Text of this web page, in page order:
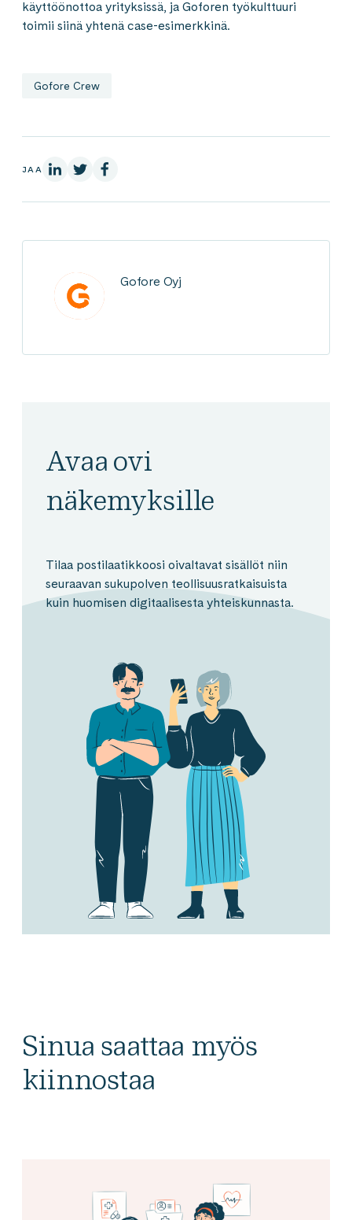
käyttöönottoa yrityksissä, ja Goforen työkulttuuri
toimii siinä yhtenä case-esimerkkinä.
Gofore Crew
JAA LinkedInissä
X:ssäFacebookissa
Gofore Oyj
Avaa ovi
näkemyksille
Tilaa postilaatikkoosi oivaltavat sisällöt niin
seuraavan sukupolven teollisuusratkaisuista
kuin huomisen digitaalisesta yhteiskunnasta.
Sinua saattaa myös
kiinnostaa